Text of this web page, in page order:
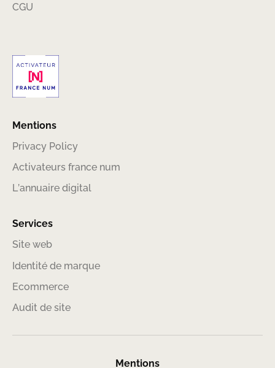
CGU
Mentions
Privacy Policy
Activateurs france num
L’annuaire digital
Services
Site web
Identité de marque
Ecommerce
Audit de site
Mentions